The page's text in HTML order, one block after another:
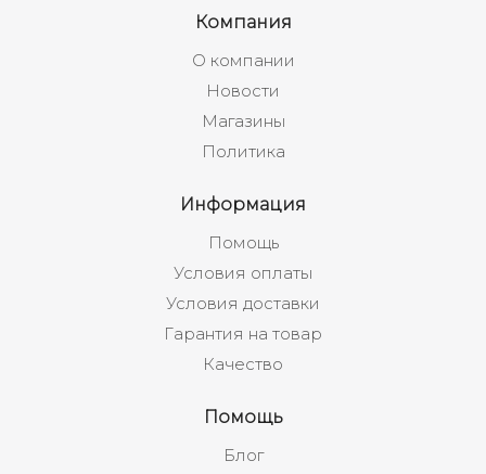
Компания
О компании
Новости
Магазины
Политика
Информация
Помощь
Условия оплаты
Условия доставки
Гарантия на товар
Качество
Помощь
Блог